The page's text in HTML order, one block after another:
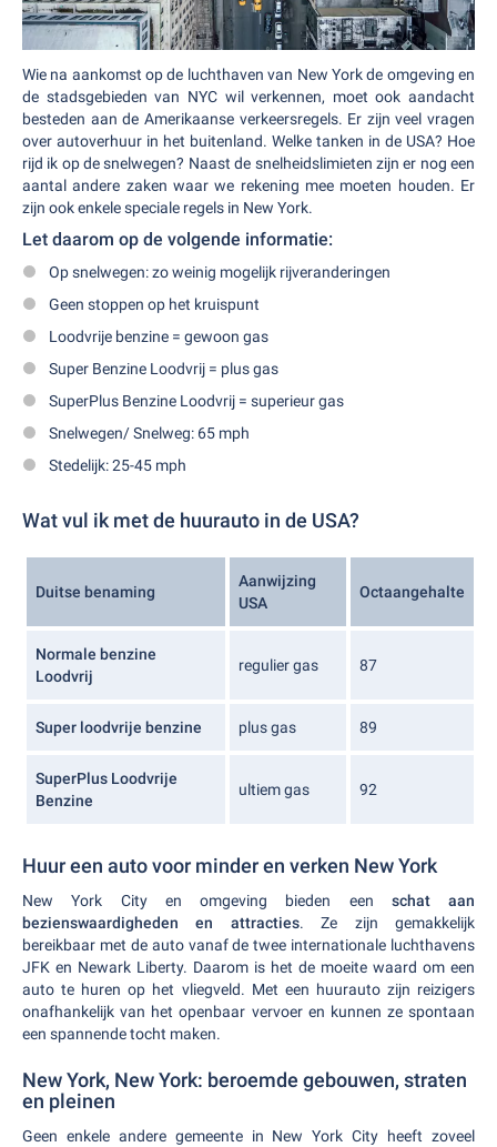
Wie na aankomst op de luchthaven van New York de omgeving en
de stadsgebieden van NYC wil verkennen, moet ook aandacht
besteden aan de Amerikaanse verkeersregels. Er zijn veel vragen
over autoverhuur in het buitenland. Welke tanken in de USA? Hoe
rijd ik op de snelwegen? Naast de snelheidslimieten zijn er nog een
aantal andere zaken waar we rekening mee moeten houden. Er
zijn ook enkele speciale regels in New York.
Let daarom op de volgende informatie:
Op snelwegen: zo weinig mogelijk rijveranderingen
Geen stoppen op het kruispunt
Loodvrije benzine = gewoon gas
Super Benzine Loodvrij = plus gas
SuperPlus Benzine Loodvrij = superieur gas
Snelwegen/ Snelweg: 65 mph
Stedelijk: 25-45 mph
Wat vul ik met de huurauto in de USA?
Duitse benaming
Aanwijzing
USA
Octaangehalte
Normale benzine
Loodvrij
regulier gas 87
Super loodvrije benzine plus gas 89
SuperPlus Loodvrije
Benzine
ultiem gas 92
Huur een auto voor minder en verken New York
New York City en omgeving bieden een schat aan
bezienswaardigheden en attracties. Ze zijn gemakkelijk
bereikbaar met de auto vanaf de twee internationale luchthavens
JFK en Newark Liberty. Daarom is het de moeite waard om een
auto te huren op het vliegveld. Met een huurauto zijn reizigers
onafhankelijk van het openbaar vervoer en kunnen ze spontaan
een spannende tocht maken.
New York, New York: beroemde gebouwen, straten
en pleinen
Geen enkele andere gemeente in New York City heeft zoveel